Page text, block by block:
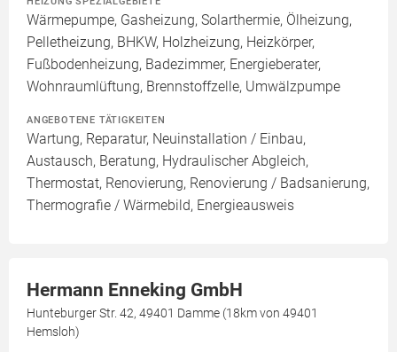
Wärmepumpe, Gasheizung, Solarthermie, Ölheizung,
Pelletheizung, BHKW, Holzheizung, Heizkörper,
Fußbodenheizung, Badezimmer, Energieberater,
Wohnraumlüftung, Brennstoffzelle, Umwälzpumpe
ANGEBOTENE TÄTIGKEITEN
Wartung, Reparatur, Neuinstallation / Einbau,
Austausch, Beratung, Hydraulischer Abgleich,
Thermostat, Renovierung, Renovierung / Badsanierung,
Thermografie / Wärmebild, Energieausweis
Hermann Enneking GmbH
Hunteburger Str. 42, 49401 Damme (18km von 49401
Hemsloh)